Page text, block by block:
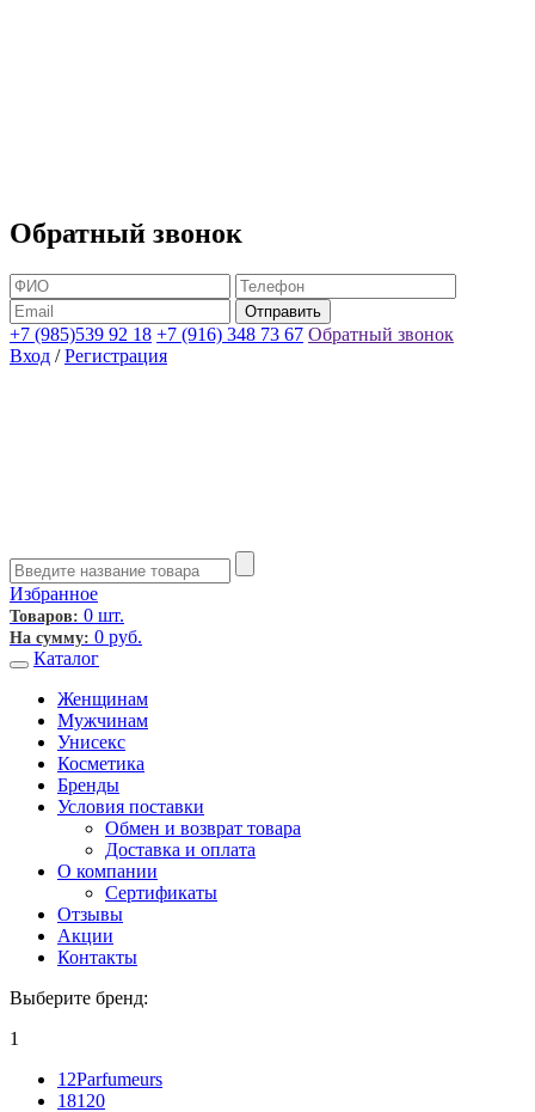
Обратный звонок
+7 (985)539 92 18 +7 (916) 348 73 67 Обратный звонок
Вход / Регистрация
Избранное
Товаров: 0 шт.
На сумму: 0 руб.
Каталог
Женщинам
Мужчинам
Унисекс
Косметика
Бренды
Условия поставки
Обмен и возврат товара
Доставка и оплата
О компании
Сертификаты
Отзывы
Акции
Контакты
Выберите бренд:
1
12Parfumeurs
18120